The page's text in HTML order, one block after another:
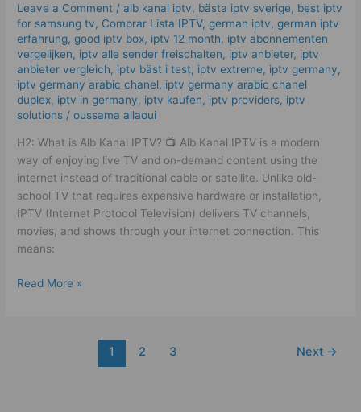
Leave a Comment /alb kanal iptv, bästa iptv sverige, best iptv
for samsung tv, Comprar Lista IPTV,german iptv,german iptv
erfahrung​,good iptv box, iptv 12 month, iptv abonnementen
vergelijken, iptv alle sender freischalten, iptv anbieter, iptv
anbieter vergleich, iptv bäst i test, iptv extreme, iptv germany​,
iptv germany arabic chanel, iptv germany arabic chanel
duplex​, iptv in germany, iptv kaufen, iptv providers, iptv
solutions /oussama allaoui
H2: What is Alb Kanal IPTV? 📺 Alb Kanal IPTV is a modern
way of enjoying live TV and on-demand content using the
internet instead of traditional cable or satellite. Unlike old-
school TV that requires expensive hardware or installation,
IPTV (Internet Protocol Television) delivers TV channels,
movies, and shows through your internet connection. This
means:
Powerful
Streaming
Made
Easy
Read More »
1 2 3 Next →